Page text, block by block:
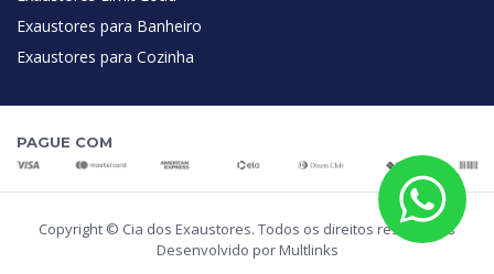
Exaustores para Banheiro
Exaustores para Cozinha
PAGUE COM
Copyright © Cia dos Exaustores. Todos os direitos reservados
Desenvolvido por Multlinks